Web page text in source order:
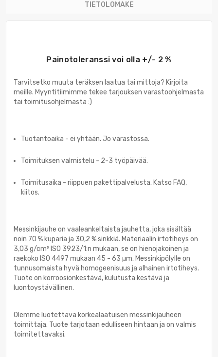
TIETOLOMAKE
Painotoleranssi voi olla +/- 2 %
Tarvitsetko muuta teräksen laatua tai mittoja? Kirjoita
meille. Myyntitiimimme tekee tarjouksen varastoohjelmasta
tai toimitusohjelmasta :)
Tuotantoaika - ei yhtään. Jo varastossa.
Toimituksen valmistelu - 2-3 työpäivää.
Toimitusaika - riippuen pakettipalvelusta. Katso FAQ,
kiitos.
Messinkijauhe on vaaleankeltaista jauhetta, joka sisältää
noin 70 % kuparia ja 30,2 % sinkkiä. Materiaalin irtotiheys on
3,03 g/cm³ ISO 3923/1:n mukaan, se on hienojakoinen ja
raekoko ISO 4497 mukaan 45 - 63 µm. Messinkipölylle on
tunnusomaista hyvä homogeenisuus ja alhainen irtotiheys.
Tuote on korroosionkestävä, kulutusta kestävä ja
luontoystävällinen.
Olemme luotettava korkealaatuisen messinkijauheen
toimittaja. Tuote tarjotaan edulliseen hintaan ja on valmis
toimitettavaksi.